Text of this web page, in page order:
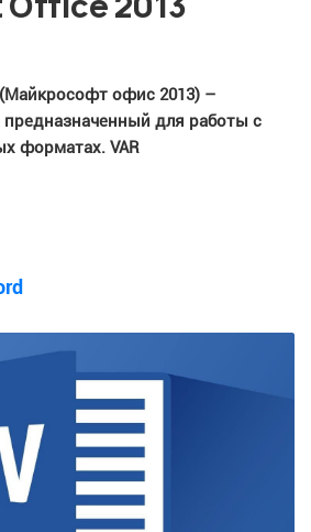
офис 2013) –
для работы с
форматах. VAR